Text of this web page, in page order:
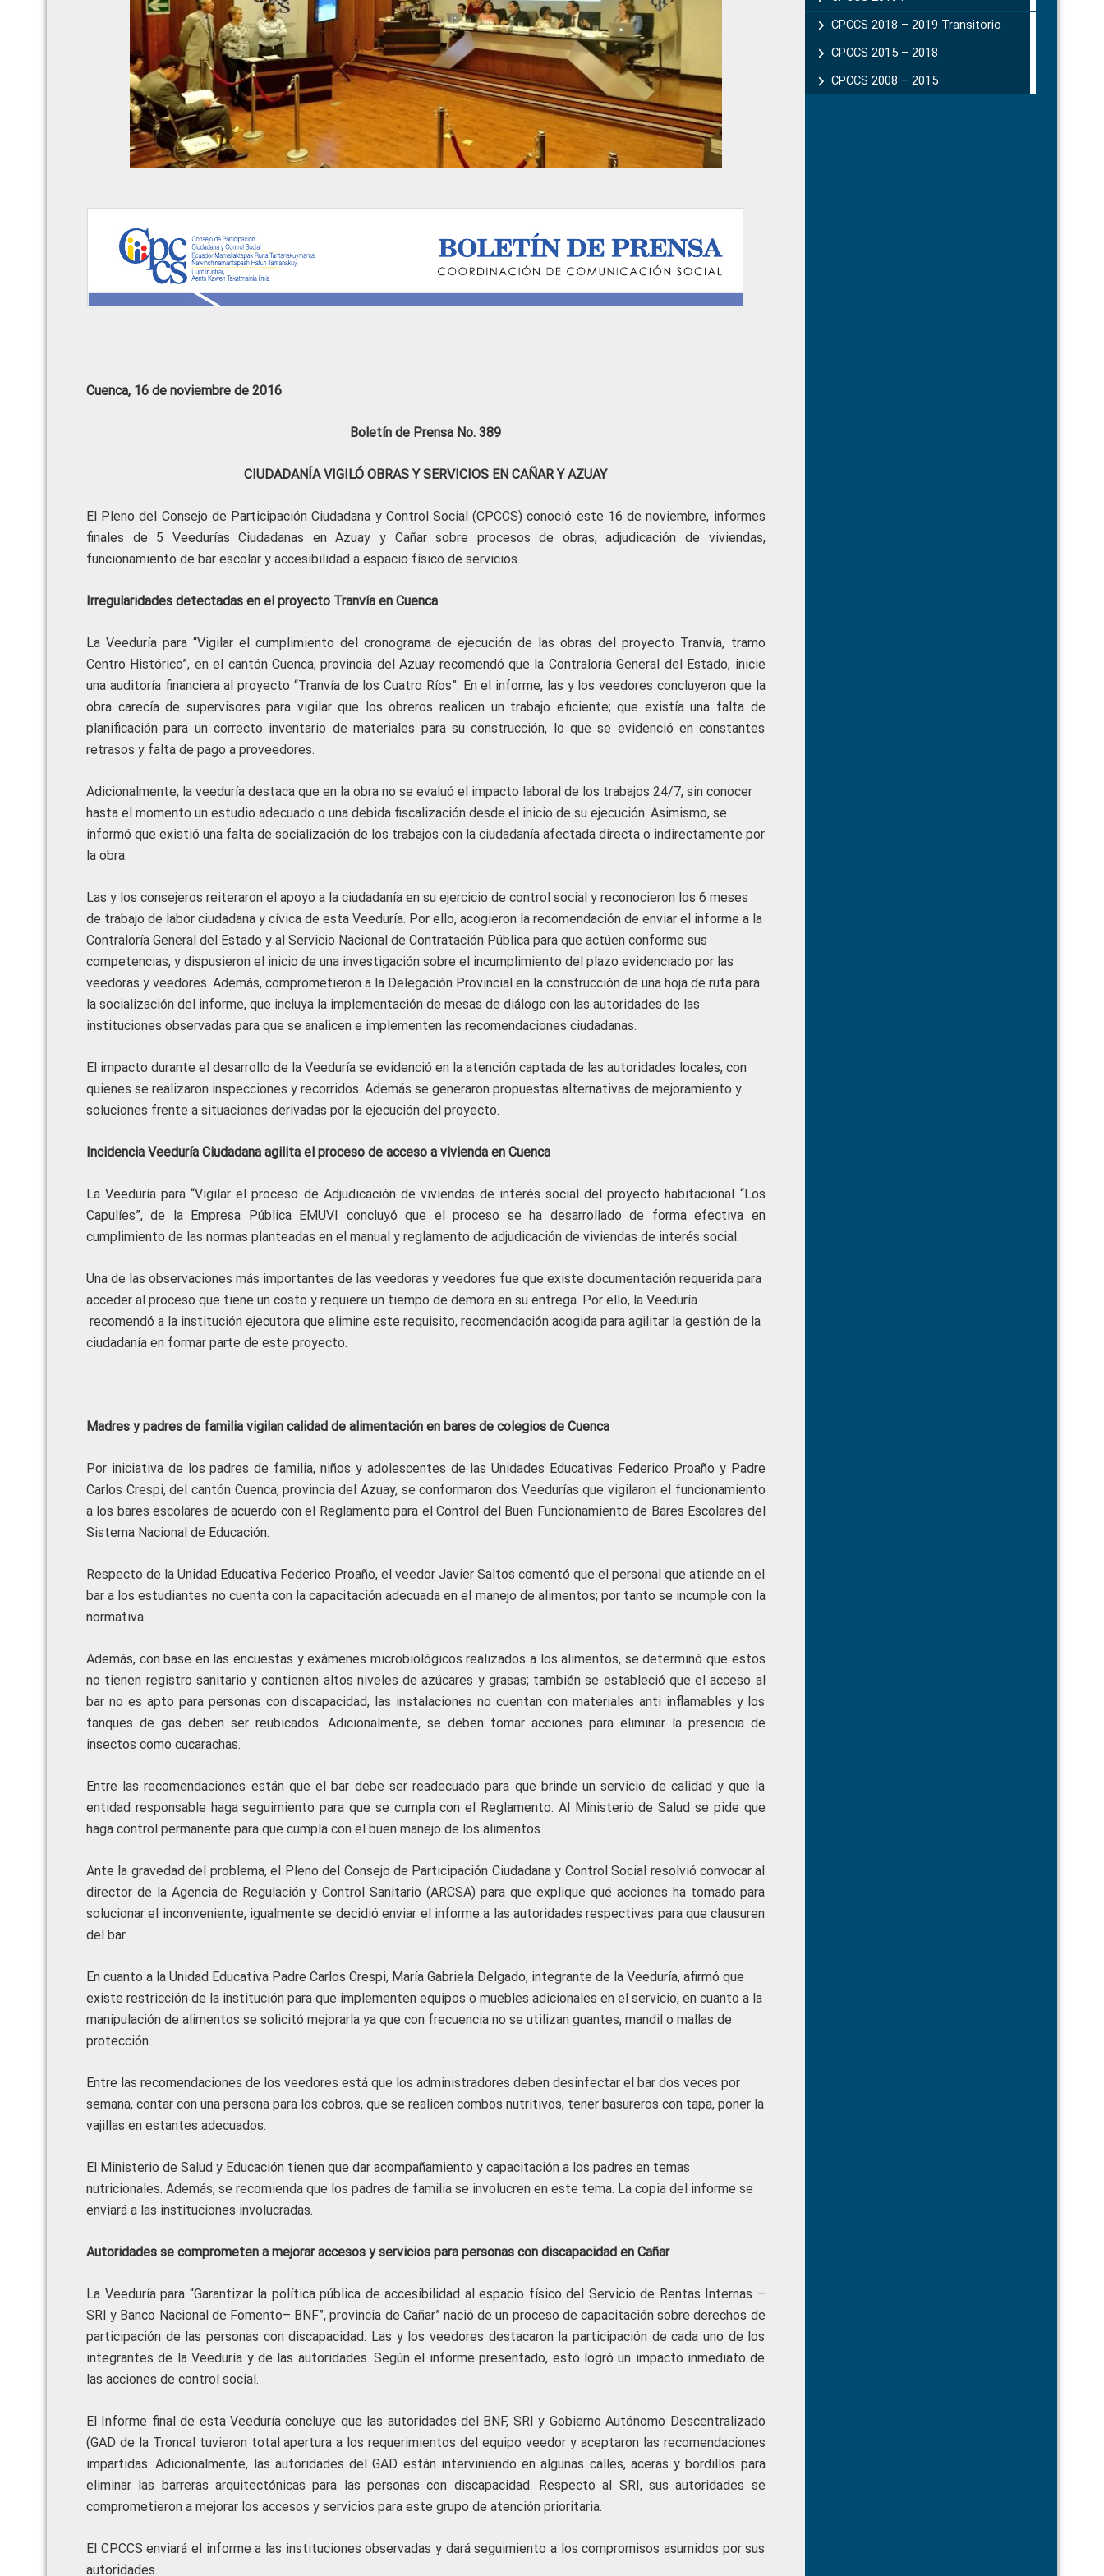
Cuenca, 16 de noviembre de 2016
Boletín de Prensa No. 389
CIUDADANÍA VIGILÓ OBRAS Y SERVICIOS EN CAÑAR Y AZUAY
El Pleno del Consejo de Participación Ciudadana y Control Social (CPCCS) conoció este 16 de noviembre, informes
finales de 5 Veedurías Ciudadanas en Azuay y Cañar sobre procesos de obras, adjudicación de viviendas,
funcionamiento de bar escolar y accesibilidad a espacio físico de servicios.
Irregularidades detectadas en el proyecto Tranvía en Cuenca
La Veeduría para “Vigilar el cumplimiento del cronograma de ejecución de las obras del proyecto Tranvía, tramo
Centro Histórico”, en el cantón Cuenca, provincia del Azuay recomendó que la Contraloría General del Estado, inicie
una auditoría financiera al proyecto “Tranvía de los Cuatro Ríos”. En el informe, las y los veedores concluyeron que la
obra carecía de supervisores para vigilar que los obreros realicen un trabajo eficiente; que existía una falta de
planificación para un correcto inventario de materiales para su construcción, lo que se evidenció en constantes
retrasos y falta de pago a proveedores.
Adicionalmente, la veeduría destaca que en la obra no se evaluó el impacto laboral de los trabajos 24/7, sin conocer
hasta el momento un estudio adecuado o una debida fiscalización desde el inicio de su ejecución. Asimismo, se
informó que existió una falta de socialización de los trabajos con la ciudadanía afectada directa o indirectamente por
la obra.
Las y los consejeros reiteraron el apoyo a la ciudadanía en su ejercicio de control social y reconocieron los 6 meses
de trabajo de labor ciudadana y cívica de esta Veeduría. Por ello, acogieron la recomendación de enviar el informe a la
Contraloría General del Estado y al Servicio Nacional de Contratación Pública para que actúen conforme sus
competencias, y dispusieron el inicio de una investigación sobre el incumplimiento del plazo evidenciado por las
veedoras y veedores. Además, comprometieron a la Delegación Provincial en la construcción de una hoja de ruta para
la socialización del informe, que incluya la implementación de mesas de diálogo con las autoridades de las
instituciones observadas para que se analicen e implementen las recomendaciones ciudadanas.
El impacto durante el desarrollo de la Veeduría se evidenció en la atención captada de las autoridades locales, con
quienes se realizaron inspecciones y recorridos. Además se generaron propuestas alternativas de mejoramiento y
soluciones frente a situaciones derivadas por la ejecución del proyecto.
Incidencia Veeduría Ciudadana agilita el proceso de acceso a vivienda en Cuenca
La Veeduría para “Vigilar el proceso de Adjudicación de viviendas de interés social del proyecto habitacional “Los
Capulíes”, de la Empresa Pública EMUVI concluyó que el proceso se ha desarrollado de forma efectiva en
cumplimiento de las normas planteadas en el manual y reglamento de adjudicación de viviendas de interés social.
Una de las observaciones más importantes de las veedoras y veedores fue que existe documentación requerida para
acceder al proceso que tiene un costo y requiere un tiempo de demora en su entrega. Por ello, la Veeduría
recomendó a la institución ejecutora que elimine este requisito, recomendación acogida para agilitar la gestión de la
ciudadanía en formar parte de este proyecto.
Madres y padres de familia vigilan calidad de alimentación en bares de colegios de Cuenca
Por iniciativa de los padres de familia, niños y adolescentes de las Unidades Educativas Federico Proaño y Padre
Carlos Crespi, del cantón Cuenca, provincia del Azuay, se conformaron dos Veedurías que vigilaron el funcionamiento
a los bares escolares de acuerdo con el Reglamento para el Control del Buen Funcionamiento de Bares Escolares del
Sistema Nacional de Educación.
Respecto de la Unidad Educativa Federico Proaño, el veedor Javier Saltos comentó que el personal que atiende en el
bar a los estudiantes no cuenta con la capacitación adecuada en el manejo de alimentos; por tanto se incumple con la
normativa.
Además, con base en las encuestas y exámenes microbiológicos realizados a los alimentos, se determinó que estos
no tienen registro sanitario y contienen altos niveles de azúcares y grasas; también se estableció que el acceso al
bar no es apto para personas con discapacidad, las instalaciones no cuentan con materiales anti inflamables y los
tanques de gas deben ser reubicados. Adicionalmente, se deben tomar acciones para eliminar la presencia de
insectos como cucarachas.
Entre las recomendaciones están que el bar debe ser readecuado para que brinde un servicio de calidad y que la
entidad responsable haga seguimiento para que se cumpla con el Reglamento. Al Ministerio de Salud se pide que
haga control permanente para que cumpla con el buen manejo de los alimentos.
Ante la gravedad del problema, el Pleno del Consejo de Participación Ciudadana y Control Social resolvió convocar al
director de la Agencia de Regulación y Control Sanitario (ARCSA) para que explique qué acciones ha tomado para
solucionar el inconveniente, igualmente se decidió enviar el informe a las autoridades respectivas para que clausuren
del bar.
En cuanto a la Unidad Educativa Padre Carlos Crespi, María Gabriela Delgado, integrante de la Veeduría, afirmó que
existe restricción de la institución para que implementen equipos o muebles adicionales en el servicio, en cuanto a la
manipulación de alimentos se solicitó mejorarla ya que con frecuencia no se utilizan guantes, mandil o mallas de
protección.
Entre las recomendaciones de los veedores está que los administradores deben desinfectar el bar dos veces por
semana, contar con una persona para los cobros, que se realicen combos nutritivos, tener basureros con tapa, poner la
vajillas en estantes adecuados.
El Ministerio de Salud y Educación tienen que dar acompañamiento y capacitación a los padres en temas
nutricionales. Además, se recomienda que los padres de familia se involucren en este tema. La copia del informe se
enviará a las instituciones involucradas.
Autoridades se comprometen a mejorar accesos y servicios para personas con discapacidad en Cañar
La Veeduría para “Garantizar la política pública de accesibilidad al espacio físico del Servicio de Rentas Internas –
SRI y Banco Nacional de Fomento– BNF”, provincia de Cañar” nació de un proceso de capacitación sobre derechos de
participación de las personas con discapacidad. Las y los veedores destacaron la participación de cada uno de los
integrantes de la Veeduría y de las autoridades. Según el informe presentado, esto logró un impacto inmediato de
las acciones de control social.
El Informe final de esta Veeduría concluye que las autoridades del BNF, SRI y Gobierno Autónomo Descentralizado
(GAD de la Troncal tuvieron total apertura a los requerimientos del equipo veedor y aceptaron las recomendaciones
impartidas. Adicionalmente, las autoridades del GAD están interviniendo en algunas calles, aceras y bordillos para
eliminar las barreras arquitectónicas para las personas con discapacidad. Respecto al SRI, sus autoridades se
comprometieron a mejorar los accesos y servicios para este grupo de atención prioritaria.
El CPCCS enviará el informe a las instituciones observadas y dará seguimiento a los compromisos asumidos por sus
autoridades.
CPCCS 2018 – 2019 Transitorio
CPCCS 2015 – 2018
CPCCS 2008 – 2015